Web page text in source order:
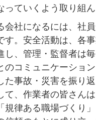
っていくよう取り組
会社になるには、社
す。安全活動は、各
し、管理・監督者は
のコミュニケーショ
た事故・災害を振り
て、作業者の皆さん
規律ある職場づくり